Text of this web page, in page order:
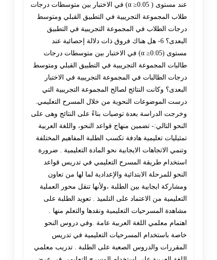
عند مستوى ( α ≥0.05) في الاختبار بين متوسطات درجات
طلاب المجموعة التجريبية في التطبيق القبلي ومتوسط
درجات الطلاب في المجموعة التجريبية في التطبيق
البعدى؟ 6- هل هناك فروق ذات دلالة إحصائية عند
مستوى (α ≥0.05) في الاختبار بين متوسطات درجات
طالبات المجموعة التجريبية في التطبيق القبلي ومتوسط
درجات الطالبات في المجموعة التجريبية في الاختبار
البعدى؟ وكانت النتائج لصالح المجموعة التجريبية التي
درست الموضوعات النحوية من خلال المسرح التعليمي.
وخرجت الدراسة بعدة توصيات بناءً على النتائج وهى على
النحو التالي:- تضمين منهاج قواعد النحو، واللغة العربية
تمثيليات تعليمية هادفة تكسب الطلبة المفاهيم المختلفة
وتنمي الاتجاهات الايجابية نحو المادة التعليمية . ضرورة
استخدام طريقة المسرح التعليمي في تدريس قواعد
النحو للمرحلة الابتدائية والإعدادية لما لها من تعاون
ومشاركة ايجابية بين الطلبة ،ولأنها تنقل محور العملية
التعليمية من الاعتماد على التلميذ . تعويد الطلبة على
مشاهدة المسرحيات التعليمية ونقدها والتعلم منها .
اهتمام معلمي اللغة العربية عامة .وفي دروس النحو
خاصة باستخدام المسرحيات التعليمية في تدريس
المقررات والدروس الصعبة على الطلبة . تدريب معلمي